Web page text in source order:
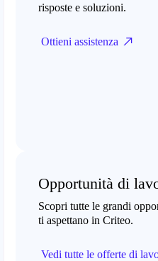
risposte e soluzioni.
Ottieni assistenza
Opportunità di
Scopri tutte le grandi
ti aspettano in Criteo.
Vedi tutte le offerte di